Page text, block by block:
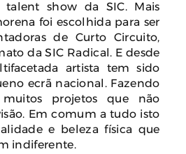
talent show da SIC. Mais
foi escolhida para ser
de Curto Circuito,
da SIC Radical. E desde
artista tem sido
ecrã nacional. Fazendo
projetos que não
Em comum a tudo isto
e beleza física que
indiferente.